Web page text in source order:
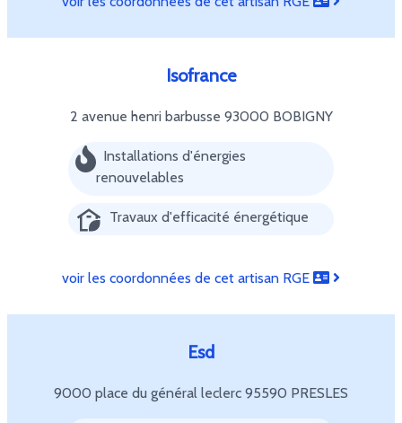
Isofrance
2 avenue henri barbusse 93000 BOBIGNY
Installations d'énergies
renouvelables
Travaux d'efficacité énergétique
voir les coordonnées de cet artisan RGE
Esd
9000 place du général leclerc 95590 PRESLES